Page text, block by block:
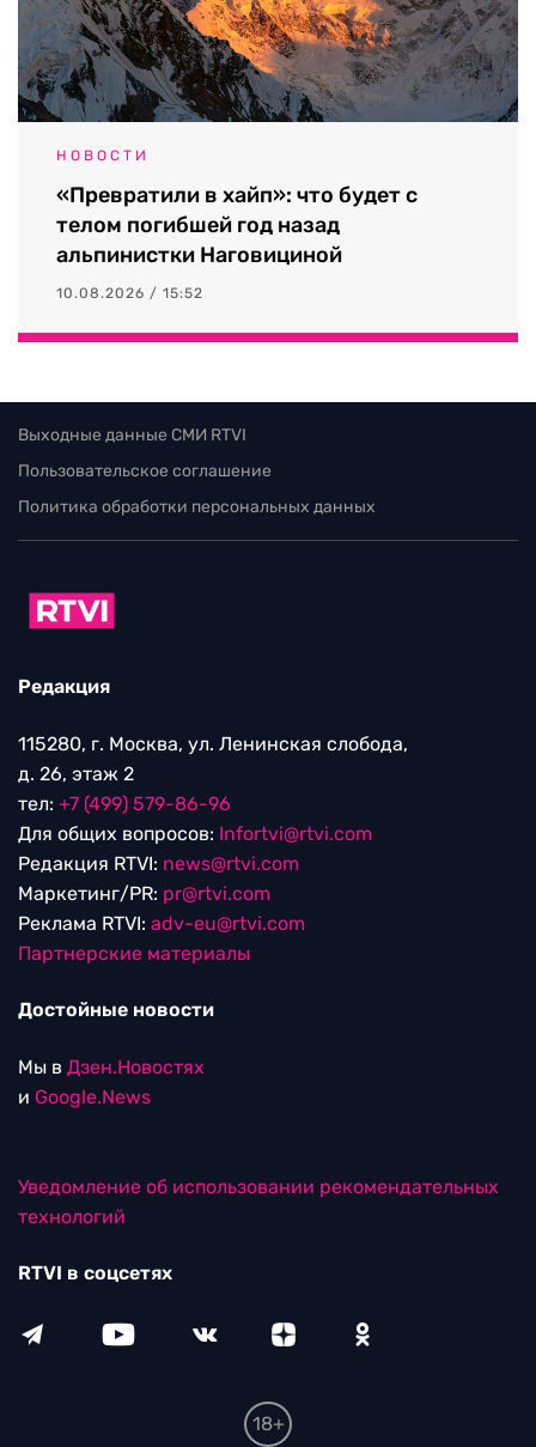
НОВОСТИ
«Превратили в хайп»: что будет с
телом погибшей год назад
альпинистки Наговициной
10.08.2026 / 15:52
Выходные данные СМИ RTVI
Пользовательское соглашение
Политика обработки персональных данных
Редакция
115280, г. Москва, ул. Ленинская слобода,
д. 26, этаж 2
тел: +7 (499) 579-86-96
Для общих вопросов: Infortvi@rtvi.com
Редакция RTVI: news@rtvi.com
Маркетинг/PR: pr@rtvi.com
Реклама RTVI: adv-eu@rtvi.com
Партнерские материалы
Достойные новости
Мы в Дзен.Новостях
и Google.News
Уведомление об использовании рекомендательных
технологий
RTVI в соцсетях
18+